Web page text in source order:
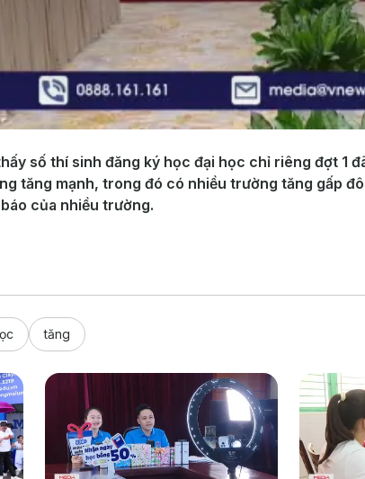
số thí sinh đăng ký học đại học chỉ riêng đợt 1
tăng mạnh, trong đó có nhiều trường tăng gấp
của nhiều trường.
tăng